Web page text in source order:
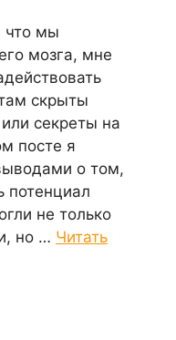
что мы
мозга, мне
скрыты
секреты на
посте я
о том,
потенциал
не только
но … Читать